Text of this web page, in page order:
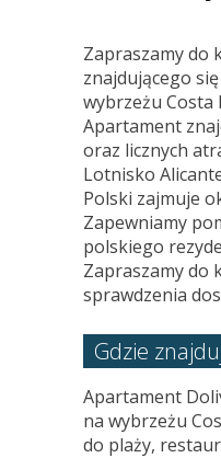
Zapraszamy do
znajdującego
wybrzeżu Costa
Apartament
oraz licznych
Lotnisko
Polski zajmuje
Zapewniamy
polskiego
Zapraszamy do
sprawdzenia
Gdzie
Apartament
na wybrzeżu
do plaży,